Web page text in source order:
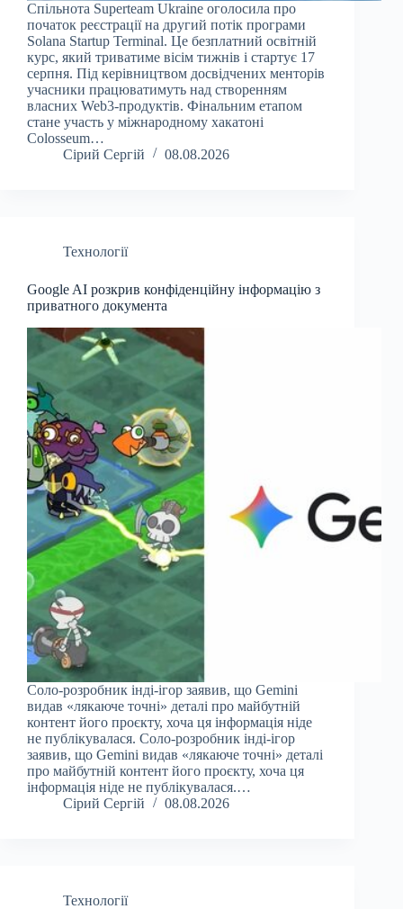
Спільнота Superteam Ukraine оголосила про
початок реєстрації на другий потік програми
Solana Startup Terminal. Це безплатний освітній
курс, який триватиме вісім тижнів і стартує 17
серпня. Під керівництвом досвідчених менторів
учасники працюватимуть над створенням
власних Web3-продуктів. Фінальним етапом
стане участь у міжнародному хакатоні
Colosseum…
Сірий Сергій
08.08.2026
Технології
Google AI розкрив конфіденційну інформацію з
приватного документа
Соло-розробник інді-ігор заявив, що Gemini
видав «лякаюче точні» деталі про майбутній
контент його проєкту, хоча ця інформація ніде
не публікувалася. Соло-розробник інді-ігор
заявив, що Gemini видав «лякаюче точні» деталі
про майбутній контент його проєкту, хоча ця
інформація ніде не публікувалася.…
Сірий Сергій
08.08.2026
Технології